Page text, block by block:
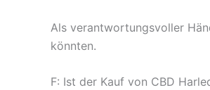
Als verantwortungsvoller
könnten.
F: Ist der Kauf von CBD